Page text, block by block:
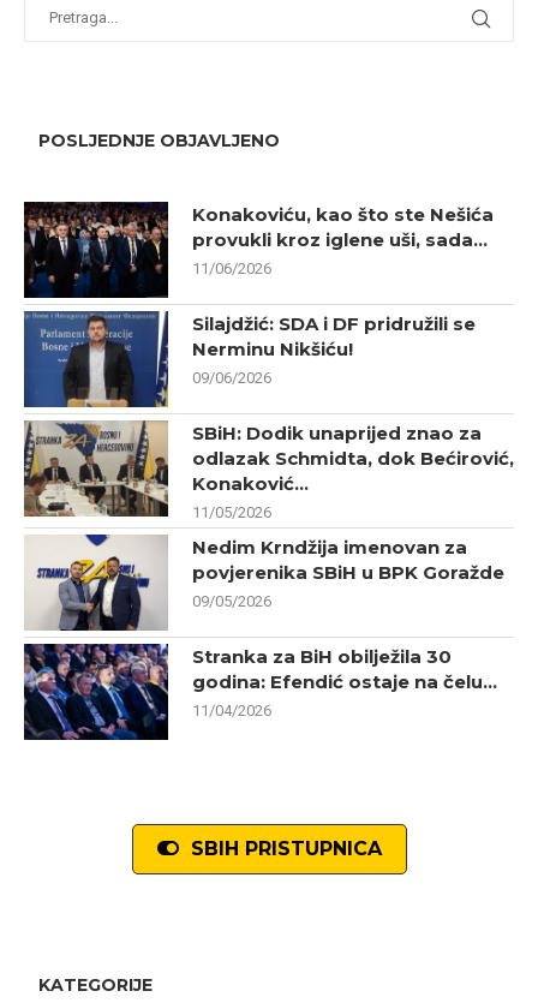
POSLJEDNJE OBJAVLJENO
Konakoviću, kao što ste Nešića
provukli kroz iglene uši, sada...
11/06/2026
Silajdžić: SDA i DF pridružili se
Nerminu Nikšiću!
09/06/2026
SBiH: Dodik unaprijed znao za
odlazak Schmidta, dok Bećirović,
Konaković...
11/05/2026
Nedim Krndžija imenovan za
povjerenika SBiH u BPK Goražde
09/05/2026
Stranka za BiH obilježila 30
godina: Efendić ostaje na čelu...
11/04/2026
SBIH PRISTUPNICA
KATEGORIJE